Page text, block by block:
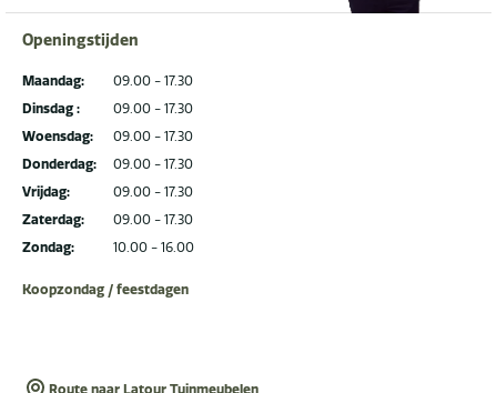
Openingstijden
Maandag:
Dinsdag :
Woensdag:
Donderdag:
Vrijdag:
Zaterdag:
Zondag:
09.00 - 17.30
09.00 - 17.30
09.00 - 17.30
09.00 - 17.30
09.00 - 17.30
09.00 - 17.30
10.00 - 16.00
Koopzondag / feestdagen
Route naar Latour Tuinmeubelen